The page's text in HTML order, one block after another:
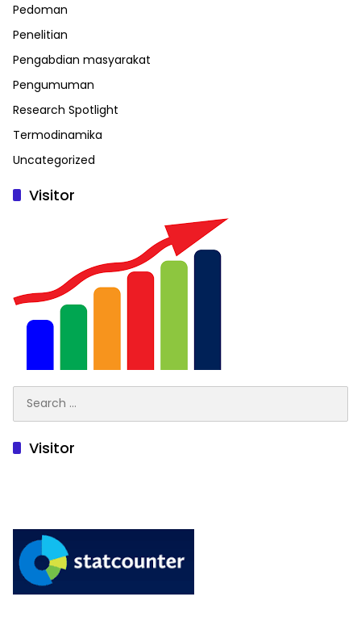
Pedoman
Penelitian
Pengabdian masyarakat
Pengumuman
Research Spotlight
Termodinamika
Uncategorized
Visitor
for:
Visitor